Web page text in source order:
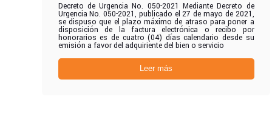
Decreto de Urgencia No. 050-2021 Mediante Decreto de
Urgencia No. 050-2021, publicado el 27 de mayo de 2021,
se dispuso que el plazo máximo de atraso para poner a
disposición de la factura electrónica o recibo por
honorarios es de cuatro (04) días calendario desde su
emisión a favor del adquiriente del bien o servicio
Leer más